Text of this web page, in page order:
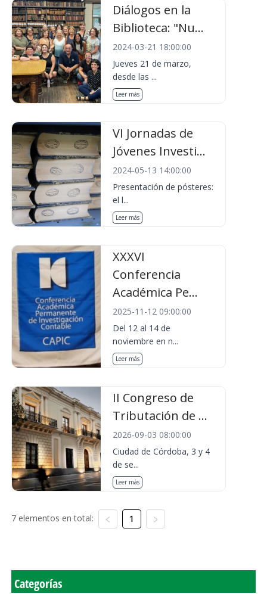
Diálogos en la
Biblioteca: "Nu...
2024-03-21 18:00:00
Jueves 21 de marzo,
desde las ...
Leer más
VI Jornadas de
Jóvenes Investi...
2024-05-13 14:00:00
Presentación de pósteres:
el l...
Leer más
XXXVI
Conferencia
Académica Pe...
2025-11-12 09:00:00
Del 12 al 14 de
noviembre en n...
Leer más
II Congreso de
Tributación de ...
2026-09-03 08:00:00
Ciudad de Córdoba, 3 y 4
de se...
Leer más
7 elementos en total: 1
Categorías